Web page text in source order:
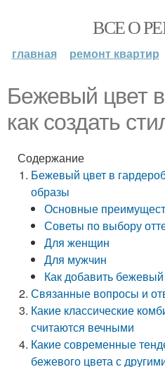
ВСЕ О
главная ремонт квартир
Бежевый цвет
как создать
Содержание
Бежевый цвет в
образы
Основные
Советы по выбору
Для женщин
Для мужчин
Как добавить
Связанные вопросы и
Какие классические
считаются вечными
Какие современные
бежевого цвета с